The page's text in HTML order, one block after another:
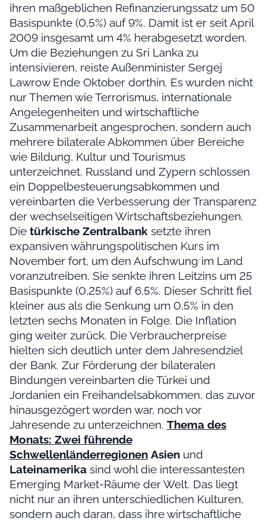
ihren maßgeblichen Refinanzierungssatz um 50
Basispunkte (0,5%) auf 9%. Damit ist er seit April
2009 insgesamt um 4% herabgesetzt worden.
Um die Beziehungen zu Sri Lanka zu
intensivieren, reiste Außenminister Sergej
Lawrow Ende Oktober dorthin. Es wurden nicht
nur Themen wie Terrorismus, internationale
Angelegenheiten und wirtschaftliche
Zusammenarbeit angesprochen, sondern auch
mehrere bilaterale Abkommen über Bereiche
wie Bildung, Kultur und Tourismus
unterzeichnet. Russland und Zypern schlossen
ein Doppelbesteuerungsabkommen und
vereinbarten die Verbesserung der Transparenz
der wechselseitigen Wirtschaftsbeziehungen.
Die türkische Zentralbank setzte ihren
expansiven währungspolitischen Kurs im
November fort, um den Aufschwung im Land
voranzutreiben. Sie senkte ihren Leitzins um 25
Basispunkte (0,25%) auf 6,5%. Dieser Schritt fiel
kleiner aus als die Senkung um 0,5% in den
letzten sechs Monaten in Folge. Die Inflation
ging weiter zurück. Die Verbraucherpreise
hielten sich deutlich unter dem Jahresendziel
der Bank. Zur Förderung der bilateralen
Bindungen vereinbarten die Türkei und
Jordanien ein Freihandelsabkommen, das zuvor
hinausgezögert worden war, noch vor
Jahresende zu unterzeichnen. Thema des
Monats: Zwei führende
Schwellenländerregionen Asien und
Lateinamerika sind wohl die interessantesten
Emerging Market-Räume der Welt. Das liegt
nicht nur an ihren unterschiedlichen Kulturen,
sondern auch daran, dass ihre wirtschaftliche